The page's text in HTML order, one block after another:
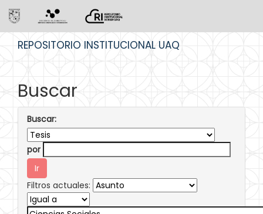
REPOSITORIO INSTITUCIONAL UAQ
Buscar
Buscar:
por
Filtros actuales: